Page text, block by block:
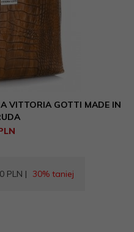
VITTORIA GOTTI MADE IN
PLN | 30% taniej